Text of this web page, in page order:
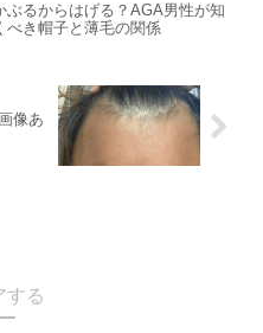
ぶるからはげる？AGA男性が知
べき帽子と薄毛の関係
像あ
する